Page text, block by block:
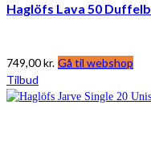
Haglöfs Lava 50
749,00kr. Gå til webshop
Tilbud